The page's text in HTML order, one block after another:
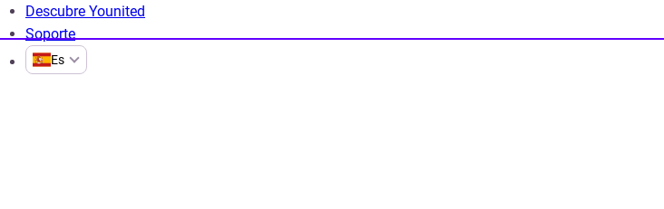
Descubre Younited
Soporte
Es